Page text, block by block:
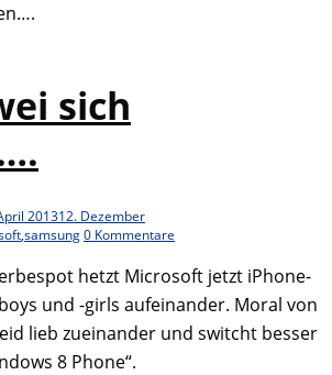
sich
201312. Dezember
,samsung0 Kommentare
hetzt Microsoft jetzt iPhone-
und -girls aufeinander. Moral von
lieb zueinander und switcht besser
8 Phone“.